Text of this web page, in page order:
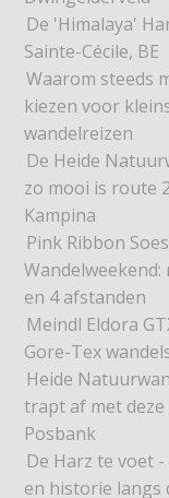
De 'Himalaya'
Sainte-Cécile, BE
Waarom steeds
kiezen voor
wandelreizen
De Heide
zo mooi is route
Kampina
Pink Ribbon
en 4 afstanden
Meindl Eldora
Gore-Tex
Heide
trapt af met
Posbank
De Harz te voet
en historie langs